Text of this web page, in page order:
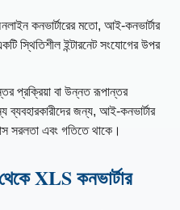
কনভার্টারের মতো, আই-কনভার্টার
স্থিতিশীল ইন্টারনেট সংযোগের উপর
প্রক্রিয়া বা উন্নত রূপান্তর
ব্যবহারকারীদের জন্য, আই-কনভার্টার
সরলতা এবং গতিতে থাকে।
XLS কনভার্টার